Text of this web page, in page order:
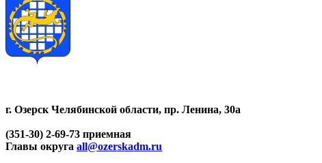
г. Озерск Челябинской области, пр. Ленина, 30а
(351-30) 2-69-73 приемная
Главы округа all@ozerskadm.ru